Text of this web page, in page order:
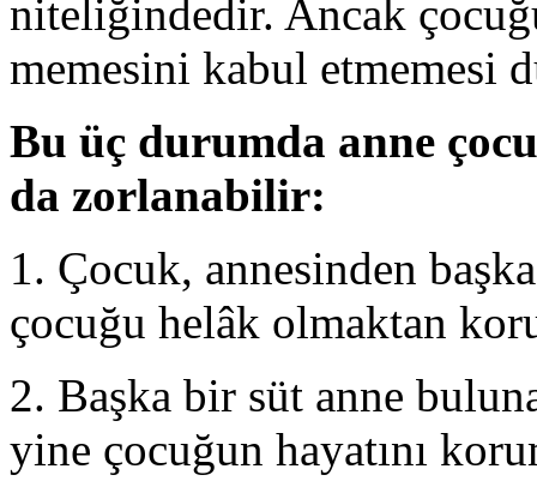
niteliğindedir. Ancak
memesini kabul etmemesi
Bu üç durumda anne
da zorlanabilir:
1. Çocuk, annesinden
çocuğu helâk olmaktan
2. Başka bir süt anne
yine çocuğun hayatını